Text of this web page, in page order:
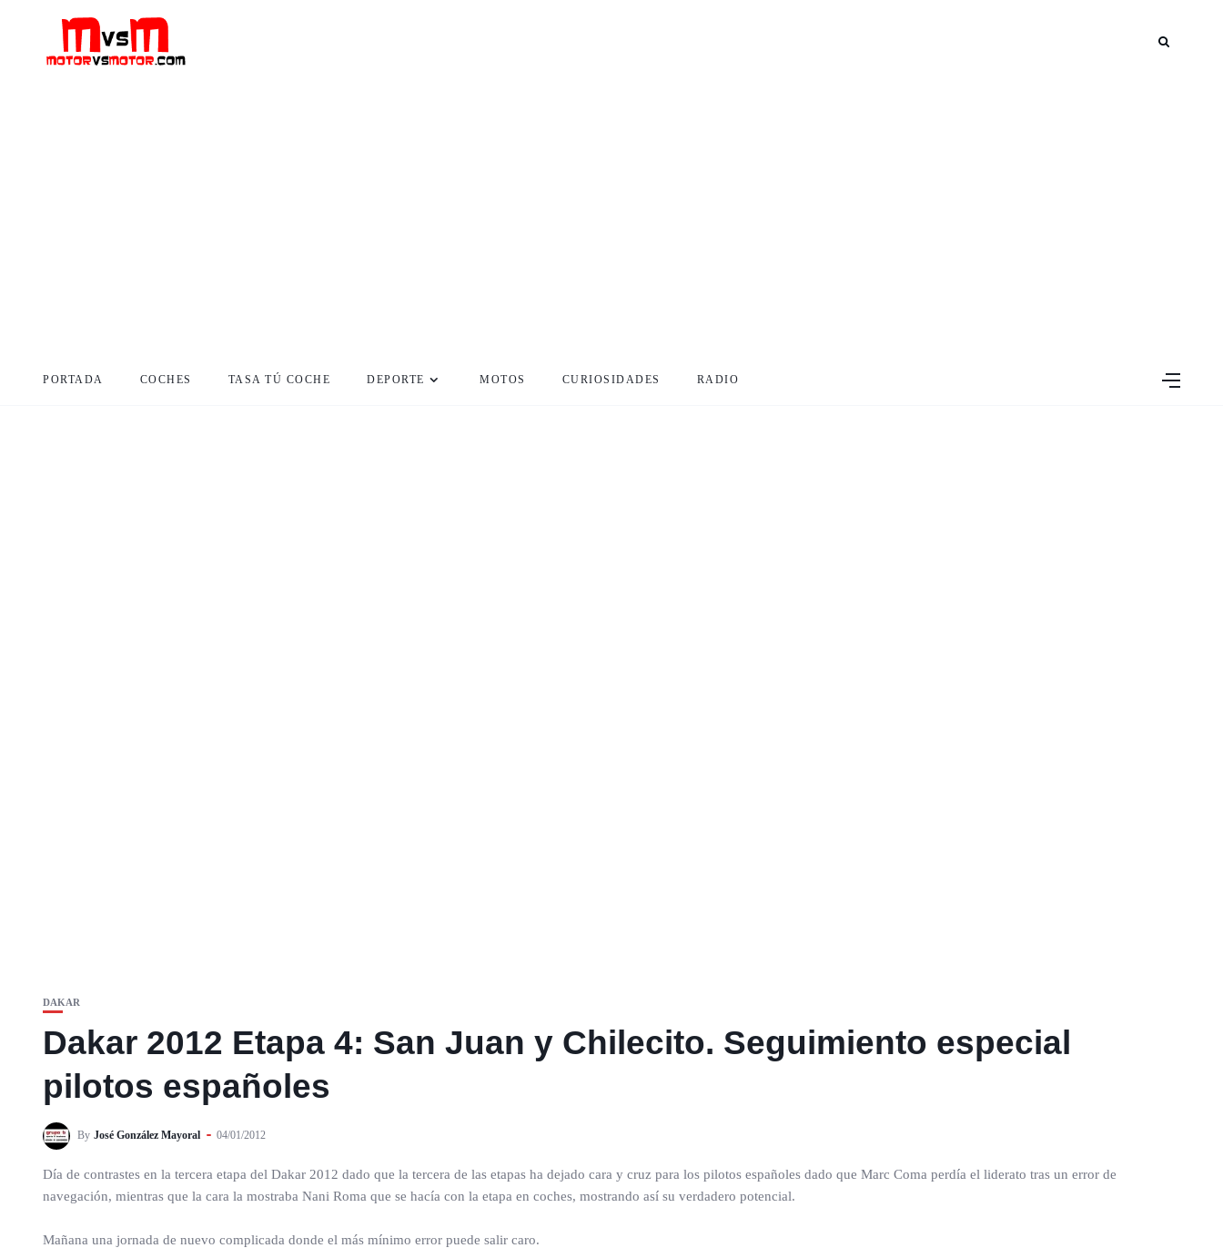
PORTADA COCHES TASA TÚ COCHE DEPORTE MOTOS CURIOSIDADES RADIO
DAKAR
Dakar 2012 Etapa 4: San Juan y Chilecito. Seguimiento especial
pilotos españoles
By José González Mayoral 04/01/2012
Día de contrastes en la tercera etapa del Dakar 2012 dado que la tercera de las etapas ha dejado cara y cruz para los pilotos españoles dado que Marc Coma perdía el liderato tras un error de
navegación, mientras que la cara la mostraba Nani Roma que se hacía con la etapa en coches, mostrando así su verdadero potencial.
Mañana una jornada de nuevo complicada donde el más mínimo error puede salir caro.